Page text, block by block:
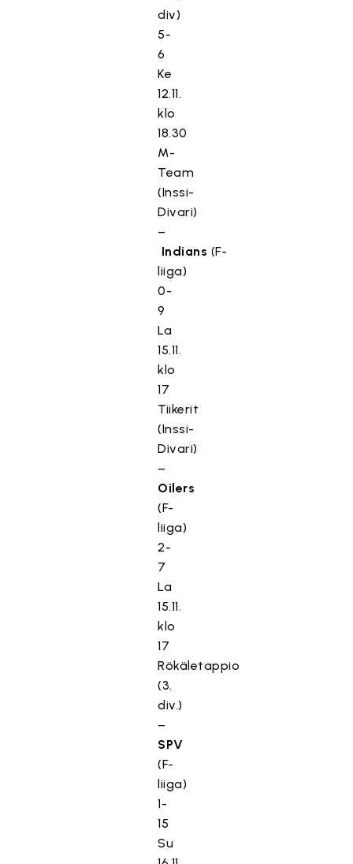
div)
5-
6
Ke
12.11.
klo
18.30
M-
Team
(Inssi-
Divari)
–
Indians (F-
liiga)
0-
9
La
15.11.
klo
17
Tiikerit
(Inssi-
Divari)
–
Oilers
(F-
liiga)
2-
7
La
15.11.
klo
17
Rökäletappio
(3.
div.)
–
SPV
(F-
liiga)
1-
15
Su